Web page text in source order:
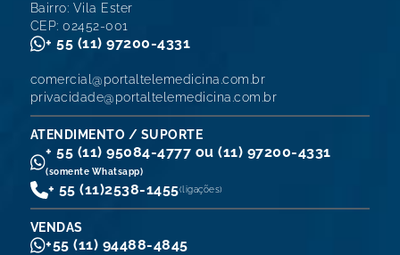
Bairro: Vila Ester
CEP: 02452-001
+ 55 (11) 97200-4331
comercial@portaltelemedicina.com.br
privacidade@portaltelemedicina.com.br
ATENDIMENTO / SUPORTE
+ 55 (11) 95084-4777 ou (11) 97200-4331
(somente Whatsapp)
+ 55 (11)2538-1455(ligações)
VENDAS
+55 (11) 94488-4845